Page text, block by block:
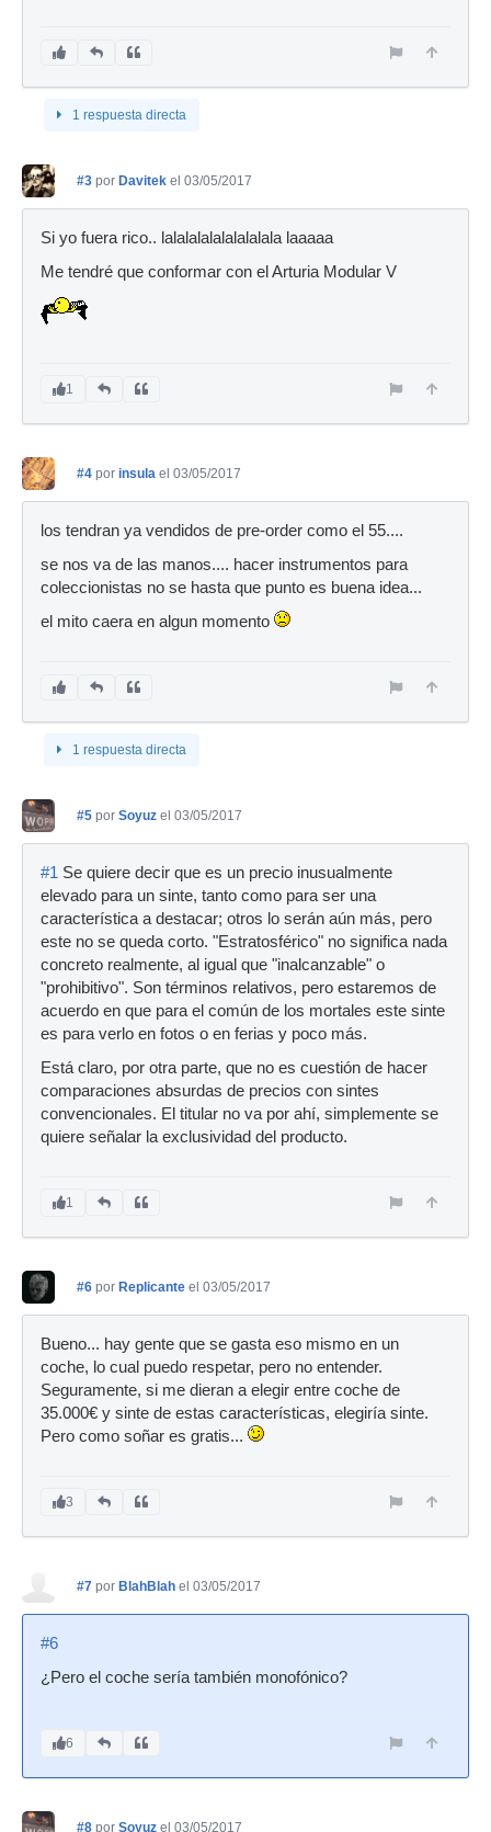
1 respuesta directa
#3 por Davitek el 03/05/2017
Si yo fuera rico.. lalalalalalalalalala laaaaa
Me tendré que conformar con el Arturia Modular V
1
#4 por insula el 03/05/2017
los tendran ya vendidos de pre-order como el 55....
se nos va de las manos.... hacer instrumentos para
coleccionistas no se hasta que punto es buena idea...
el mito caera en algun momento
1 respuesta directa
#5 por Soyuz el 03/05/2017
#1 Se quiere decir que es un precio inusualmente
elevado para un sinte, tanto como para ser una
característica a destacar; otros lo serán aún más, pero
este no se queda corto. "Estratosférico" no significa nada
concreto realmente, al igual que "inalcanzable" o
"prohibitivo". Son términos relativos, pero estaremos de
acuerdo en que para el común de los mortales este sinte
es para verlo en fotos o en ferias y poco más.
Está claro, por otra parte, que no es cuestión de hacer
comparaciones absurdas de precios con sintes
convencionales. El titular no va por ahí, simplemente se
quiere señalar la exclusividad del producto.
1
#6 por Replicante el 03/05/2017
Bueno... hay gente que se gasta eso mismo en un
coche, lo cual puedo respetar, pero no entender.
Seguramente, si me dieran a elegir entre coche de
35.000€ y sinte de estas características, elegiría sinte.
Pero como soñar es gratis...
3
#7 por BlahBlah el 03/05/2017
#6
¿Pero el coche sería también monofónico?
6
#8 por Soyuz el 03/05/2017